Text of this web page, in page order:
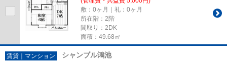
敷：0ヶ月｜礼：0ヶ月
所在階：2階
間取り：2DK
面積：49.68㎡
賃貸｜マンション シャンブル鴻池